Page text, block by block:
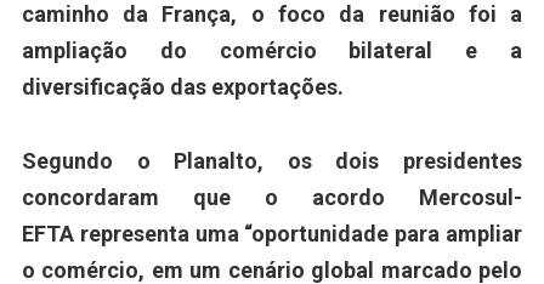
caminho da França, o foco da reunião foi a
ampliação do comércio bilateral e a
diversificação das exportações.
Segundo o Planalto, os dois presidentes
concordaram que o acordo Mercosul-
EFTA representa uma “oportunidade para ampliar
o comércio, em um cenário global marcado pelo